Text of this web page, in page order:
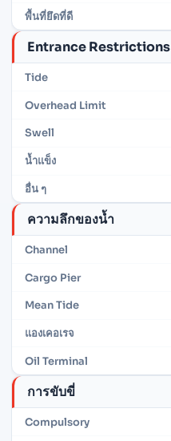
พื้นที่ยึดที่ดี
Entrance Restrictions
Tide
Overhead Limit
Swell
น้ำแข็ง
อื่น ๆ
ความลึกของน้ำ
Channel
Cargo Pier
Mean Tide
แองเคอเรจ
Oil Terminal
การขับขี่
Compulsory